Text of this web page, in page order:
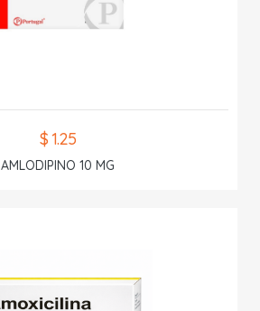
$ 1.25
AMLODIPINO 10 MG